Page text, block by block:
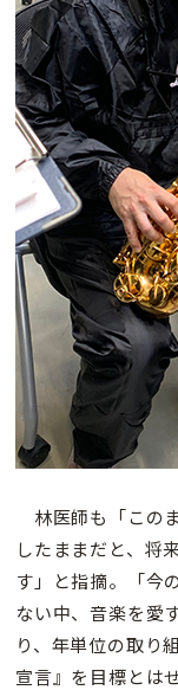
林医師も「この
したままだと、将
す」と指摘。「今
ない中、音楽を愛
り、年単位の取り
宣言』を目標とは